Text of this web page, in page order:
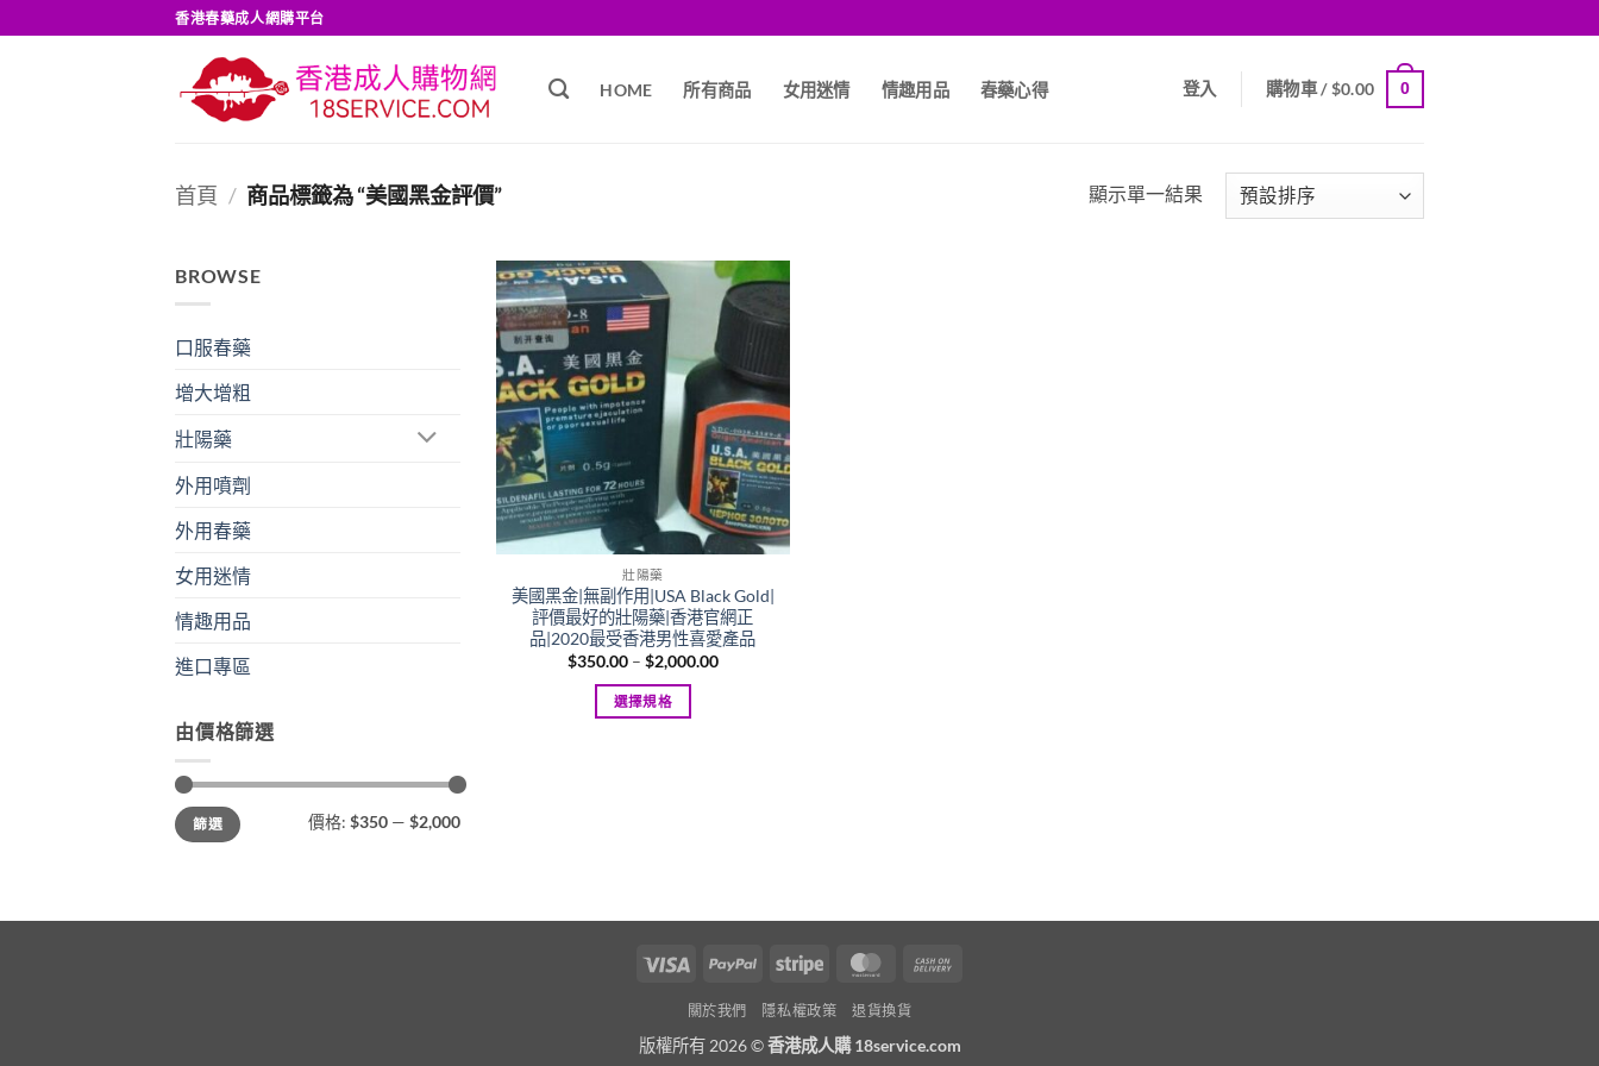
to
香港春藥成人網購平台
HOME 所有商品 女用迷情 情趣用品 春藥心得 登入 購物車 /$0.00 0
首頁 / 商品標籤為 “美國黑金評價” 顯示單一結果
BROWSE
口服春藥
增大增粗
壯陽藥
外用噴劑
外用春藥
女用迷情
情趣用品
進口專區
由價格篩選
最
低
價
最
高
價
篩選 價格: $350 — $2,000
壯陽藥
美國黑金|無副作用|USA Black Gold|
評價最好的壯陽藥|香港官網正
品|2020最受香港男性喜愛產品
$350.00 – $2,000.00Price
選擇規格
may
chosen
the
product
Visa PayPal Stripe MasterCard
關於我們 隱私權政策 退貨換貨
版權所有 2026 ©香港成人購 18service.com